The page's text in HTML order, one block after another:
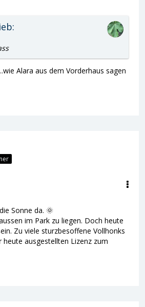
Alara aus dem Vorderhaus sagen
Sonne da. 🌞
im Park zu liegen. Doch heute
Zu viele sturzbesoffene Vollhonks
ausgestellten Lizenz zum